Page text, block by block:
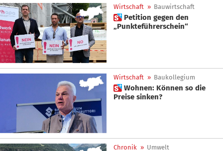
Wirtschaft » Bauwirtschaft
 Petition gegen den
„Punkteführerschein“
Wirtschaft » Baukollegium
 Wohnen: Können so die
Preise sinken?
Chronik » Umwelt